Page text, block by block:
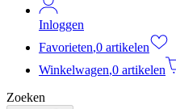
Inloggen
Favorieten,0 artikelen
Winkelwagen,0 artikelen
Zoeken